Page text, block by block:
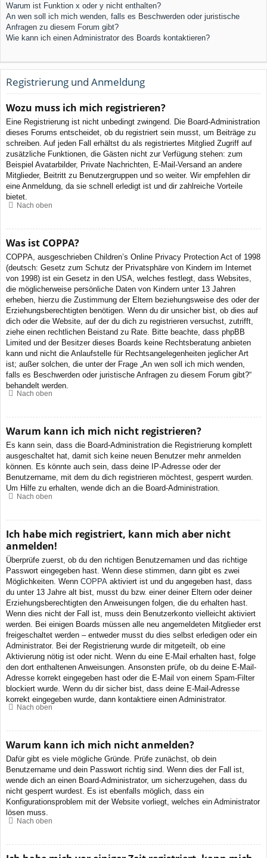
Warum ist Funktion x oder y nicht enthalten?
An wen soll ich mich wenden, falls es Beschwerden oder juristische
Anfragen zu diesem Forum gibt?
Wie kann ich einen Administrator des Boards kontaktieren?
Registrierung und Anmeldung
Wozu muss ich mich registrieren?
Eine Registrierung ist nicht unbedingt zwingend. Die Board-Administration
dieses Forums entscheidet, ob du registriert sein musst, um Beiträge zu
schreiben. Auf jeden Fall erhältst du als registriertes Mitglied Zugriff auf
zusätzliche Funktionen, die Gästen nicht zur Verfügung stehen: zum
Beispiel Avatarbilder, Private Nachrichten, E-Mail-Versand an andere
Mitglieder, Beitritt zu Benutzergruppen und so weiter. Wir empfehlen dir
eine Anmeldung, da sie schnell erledigt ist und dir zahlreiche Vorteile
bietet.
Nach oben
Was ist COPPA?
COPPA, ausgeschrieben Children’s Online Privacy Protection Act of 1998
(deutsch: Gesetz zum Schutz der Privatsphäre von Kindern im Internet
von 1998) ist ein Gesetz in den USA, welches festlegt, dass Websites,
die möglicherweise persönliche Daten von Kindern unter 13 Jahren
erheben, hierzu die Zustimmung der Eltern beziehungsweise des oder der
Erziehungsberechtigten benötigen. Wenn du dir unsicher bist, ob dies auf
dich oder die Website, auf der du dich zu registrieren versuchst, zutrifft,
ziehe einen rechtlichen Beistand zu Rate. Bitte beachte, dass phpBB
Limited und der Besitzer dieses Boards keine Rechtsberatung anbieten
kann und nicht die Anlaufstelle für Rechtsangelegenheiten jeglicher Art
ist; außer solchen, die unter der Frage „An wen soll ich mich wenden,
falls es Beschwerden oder juristische Anfragen zu diesem Forum gibt?“
behandelt werden.
Nach oben
Warum kann ich mich nicht registrieren?
Es kann sein, dass die Board-Administration die Registrierung komplett
ausgeschaltet hat, damit sich keine neuen Benutzer mehr anmelden
können. Es könnte auch sein, dass deine IP-Adresse oder der
Benutzername, mit dem du dich registrieren möchtest, gesperrt wurden.
Um Hilfe zu erhalten, wende dich an die Board-Administration.
Nach oben
Ich habe mich registriert, kann mich aber nicht
anmelden!
Überprüfe zuerst, ob du den richtigen Benutzernamen und das richtige
Passwort eingegeben hast. Wenn diese stimmen, dann gibt es zwei
Möglichkeiten. Wenn COPPA aktiviert ist und du angegeben hast, dass
du unter 13 Jahre alt bist, musst du bzw. einer deiner Eltern oder deiner
Erziehungsberechtigten den Anweisungen folgen, die du erhalten hast.
Wenn dies nicht der Fall ist, muss dein Benutzerkonto vielleicht aktiviert
werden. Bei einigen Boards müssen alle neu angemeldeten Mitglieder erst
freigeschaltet werden – entweder musst du dies selbst erledigen oder ein
Administrator. Bei der Registrierung wurde dir mitgeteilt, ob eine
Aktivierung nötig ist oder nicht. Wenn du eine E-Mail erhalten hast, folge
den dort enthaltenen Anweisungen. Ansonsten prüfe, ob du deine E-Mail-
Adresse korrekt eingegeben hast oder die E-Mail von einem Spam-Filter
blockiert wurde. Wenn du dir sicher bist, dass deine E-Mail-Adresse
korrekt eingegeben wurde, dann kontaktiere einen Administrator.
Nach oben
Warum kann ich mich nicht anmelden?
Dafür gibt es viele mögliche Gründe. Prüfe zunächst, ob dein
Benutzername und dein Passwort richtig sind. Wenn dies der Fall ist,
wende dich an einen Board-Administrator, um sicherzugehen, dass du
nicht gesperrt wurdest. Es ist ebenfalls möglich, dass ein
Konfigurationsproblem mit der Website vorliegt, welches ein Administrator
lösen muss.
Nach oben